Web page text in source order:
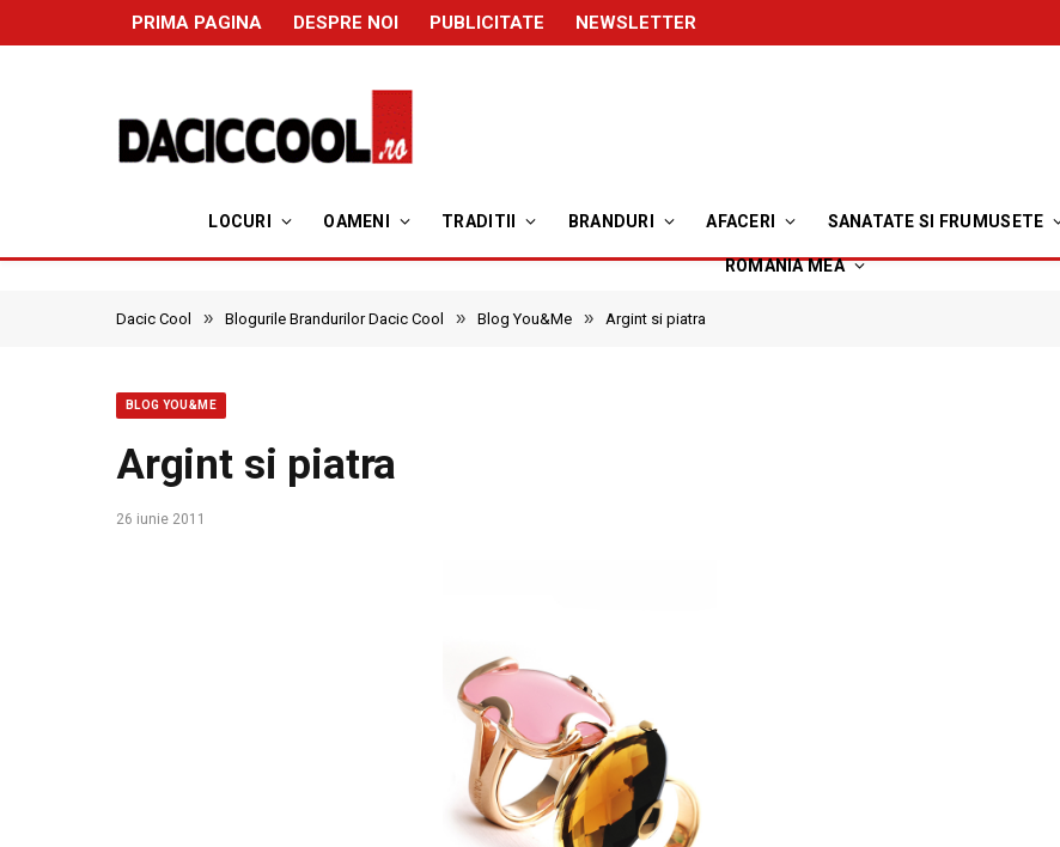
PRIMA PAGINA DESPRE NOI PUBLICITATE NEWSLETTER
LOCURI OAMENI TRADITII BRANDURI AFACERI SANATATE SI FRUMUSETE
ROMANIA MEA
Dacic Cool » Blogurile Brandurilor Dacic Cool » Blog You&Me » Argint si piatra
BLOG YOU&ME
Argint si piatra
26 iunie 2011